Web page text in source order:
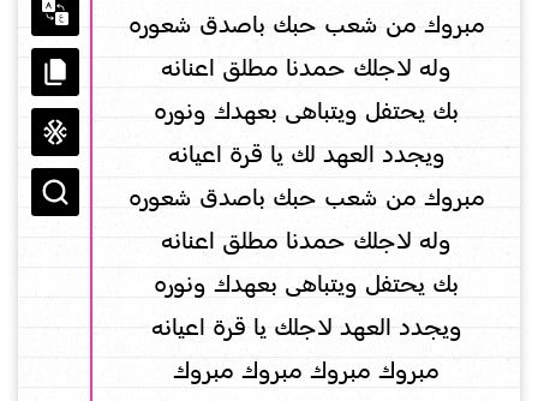
مبروك من شعب حبك باصدق شعوره
وله لاجلك حمدنا مطلق اعنانه
بك يحتفل ويتباهى بعهدك ونوره
ويجدد العهد لك يا قرة اعيانه
مبروك من شعب حبك باصدق شعوره
وله لاجلك حمدنا مطلق اعنانه
بك يحتفل ويتباهى بعهدك ونوره
ويجدد العهد لاجلك يا قرة اعيانه
مبروك مبروك مبروك مبروك